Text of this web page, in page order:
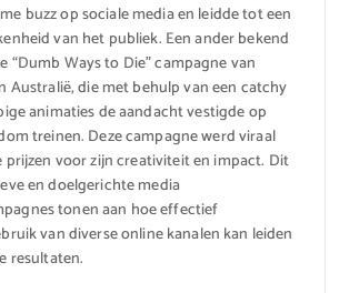
buzz op sociale media en leidde tot een
van het publiek. Een ander bekend
“Dumb Ways to Die” campagne van
Australië, die met behulp van een catchy
animaties de aandacht vestigde op
treinen. Deze campagne werd viraal
prijzen voor zijn creativiteit en impact. Dit
en doelgerichte media
tonen aan hoe effectief
van diverse online kanalen kan leiden
resultaten.